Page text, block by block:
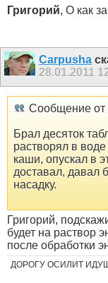
Григорий, О как
Carpusha
28.01.2011
Сообщение от
Брал десяток
растворял в
каши, опускал в
доставал, давал
насадку.
Григорий,
будет на раствор
после обработки
ДОРОГУ ОСИЛИТ